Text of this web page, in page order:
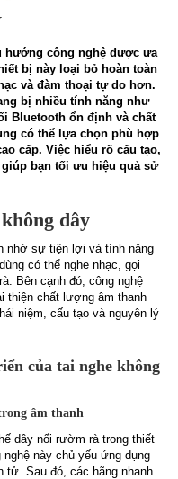
hướng công nghệ được ưa
bị này loại bỏ hoàn toàn
và đàm thoại tự do hơn.
bị nhiều tính năng như
Bluetooth ổn định và chất
có thể lựa chọn phù hợp
cấp. Việc hiểu rõ cấu tạo,
bạn tối ưu hiệu quả sử
dây
nhờ sự tiện lợi và tính năng
có thể nghe nhạc, gọi
Bên cạnh đó, công nghệ
thiện chất lượng âm thanh
niệm, cấu tạo và nguyên lý
của tai nghe không
âm thanh
dây nối rườm rà trong thiết
này chủ yếu ứng dụng
tử. Sau đó, các hãng nhanh